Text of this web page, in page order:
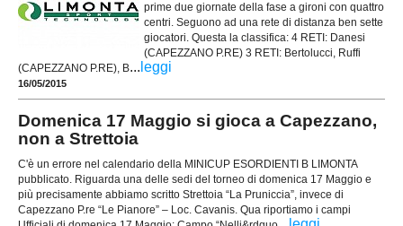
prime due giornate della fase a gironi con quattro
centri. Seguono ad una rete di distanza ben sette
giocatori. Questa la classifica: 4 RETI: Danesi
(CAPEZZANO P.RE) 3 RETI: Bertolucci, Ruffi
(CAPEZZANO P.RE), B... leggi
16/05/2015
Domenica 17 Maggio si gioca a Capezzano,
non a Strettoia
C'è un errore nel calendario della MINICUP ESORDIENTI B LIMONTA
pubblicato. Riguarda una delle sedi del torneo di domenica 17 Maggio e
più precisamente abbiamo scritto Strettoia “La Pruniccia”, invece di
Capezzano P.re “Le Pianore” – Loc. Cavanis. Qua riportiamo i campi